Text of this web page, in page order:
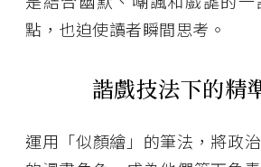
點，也迫使讀者瞬間思考。
諧戲技法下的精
運用「似顏繪」的筆法，將政